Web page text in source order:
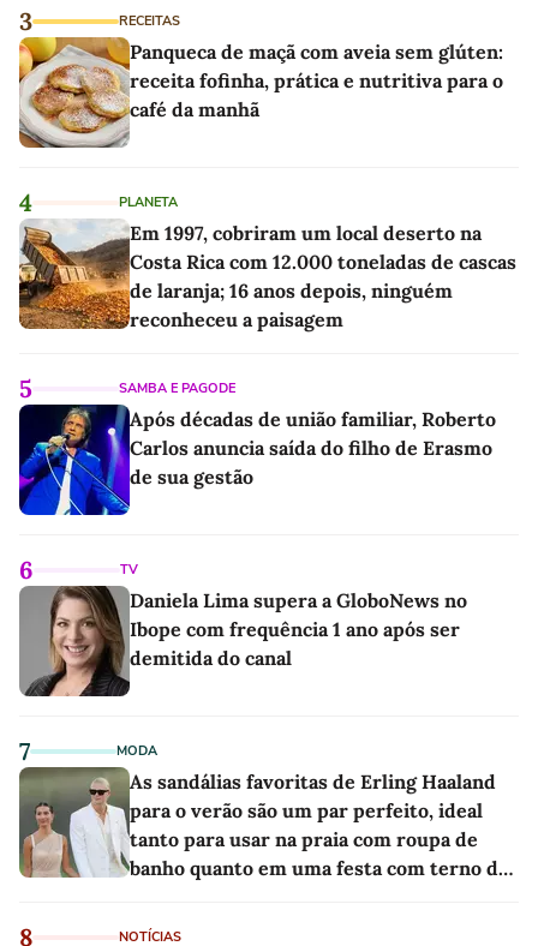
3 RECEITAS
Panqueca de maçã com aveia sem glúten:
receita fofinha, prática e nutritiva para o
café da manhã
4 PLANETA
Em 1997, cobriram um local deserto na
Costa Rica com 12.000 toneladas de cascas
de laranja; 16 anos depois, ninguém
reconheceu a paisagem
5 SAMBA E PAGODE
Após décadas de união familiar, Roberto
Carlos anuncia saída do filho de Erasmo
de sua gestão
6 TV
Daniela Lima supera a GloboNews no
Ibope com frequência 1 ano após ser
demitida do canal
7 MODA
As sandálias favoritas de Erling Haaland
para o verão são um par perfeito, ideal
tanto para usar na praia com roupa de
banho quanto em uma festa com terno de
8 NOTÍCIAS